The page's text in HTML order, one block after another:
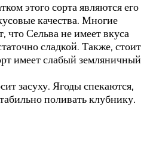
этого сорта являются его
качества. Многие
что Сельва не имеет вкуса
сладкой. Также, стоит
имеет слабый земляничный
засуху. Ягоды спекаются,
поливать клубнику.